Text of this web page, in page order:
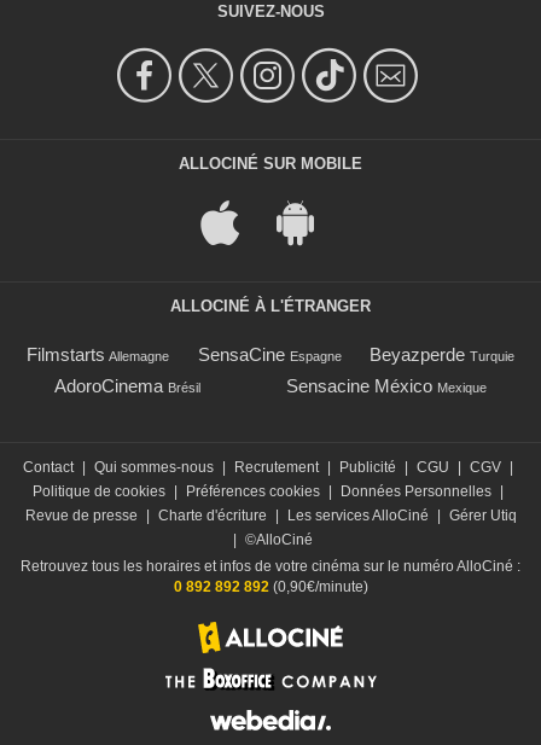
SUIVEZ-NOUS
ALLOCINÉ SUR MOBILE
ALLOCINÉ À L'ÉTRANGER
Filmstarts Allemagne SensaCine Espagne Beyazperde Turquie
AdoroCinema Brésil Sensacine México Mexique
Contact | Qui sommes-nous | Recrutement | Publicité | CGU | CGV |
Politique de cookies | Préférences cookies | Données Personnelles |
Revue de presse
| Charte d'écriture | Les services AlloCiné | Gérer Utiq
| ©AlloCiné
Retrouvez tous les horaires et infos de votre cinéma sur le numéro AlloCiné :
0 892 892 892 (0,90€/minute)